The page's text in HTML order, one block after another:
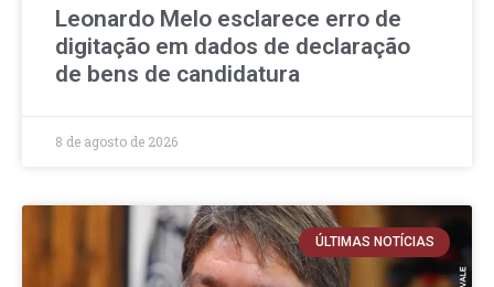
Leonardo Melo esclarece erro de
digitação em dados de declaração
de bens de candidatura
8 de agosto de 2026
ÚLTIMAS NOTÍCIAS